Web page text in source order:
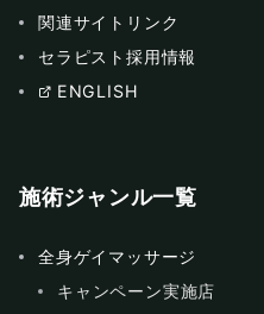
関連サイトリンク
セラピスト採用情報
ENGLISH
施術ジャンル一覧
全身ゲイマッサージ
キャンペーン実施店